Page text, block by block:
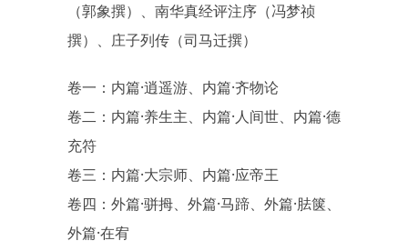
（郭象撰）、南华真经评注序（冯梦祯
撰）、庄子列传（司马迁撰）
卷一：内篇·逍遥游、内篇·齐物论
卷二：内篇·养生主、内篇·人间世、内篇·德
充符
卷三：内篇·大宗师、内篇·应帝王
卷四：外篇·骈拇、外篇·马蹄、外篇·胠箧、
外篇·在宥